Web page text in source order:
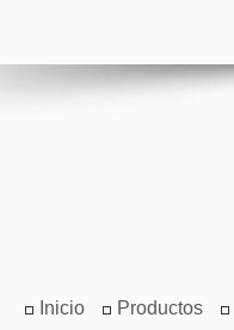
Inicio Productos